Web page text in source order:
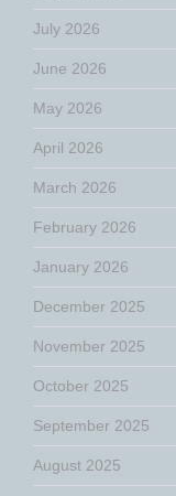
July 2026
June 2026
May 2026
April 2026
March 2026
February 2026
January 2026
December 2025
November 2025
October 2025
September 2025
August 2025